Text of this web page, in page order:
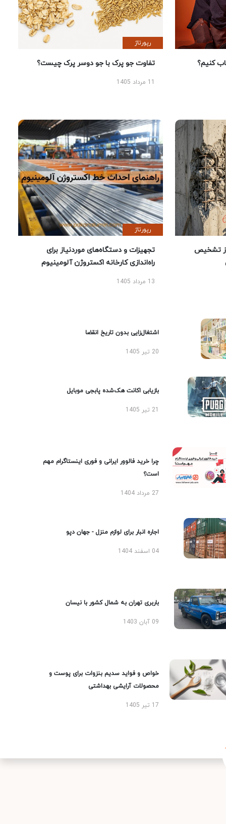
کنیم؟
رپورتاژ
تفاوت جو پرک با جو دوسر پرک چیست؟
تشخیص
رپورتاژ
تجهیزات و دستگاه‌های موردنیاز برای
راه‌اندازی کارخانه اکستروژن آلومینیوم
13 مرداد 1405
اشتغال‌زایی بدون تاریخ انقضا
20 تیر 1405
بازیابی اکانت هک‌شده پابجی موبایل
چرا خرید فالوور ایرانی و فوری اینستاگرام مهم
است؟
27 مرداد 1404
اجاره انبار برای لوازم منزل - جهان دپو
04 اسفند 1404
باربری تهران به شمال کشور با نیسان
09 آبان 1403
خواص و فواید سدیم بنزوات برای پوست و
محصولات آرایشی بهداشتی
17 تیر 1405